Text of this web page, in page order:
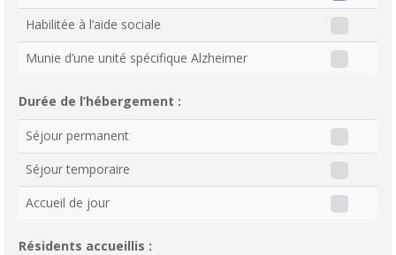
Habilitée à l’aide sociale
Munie d’une unité spécifique Alzheimer
Durée de l’hébergement :
Séjour permanent
Séjour temporaire
Accueil de jour
Résidents accueillis :